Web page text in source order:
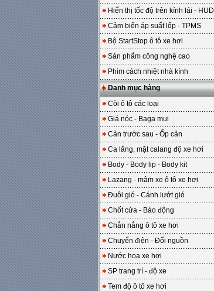
Hiển thị tốc độ trên kính lái - HUD
Cảm biến áp suất lốp - TPMS
Bộ StartStop ô tô xe hơi
Sản phẩm công nghệ cao
Phim cách nhiệt nhà kính
Danh mục hàng
Còi ô tô các loại
Giá nóc - Baga mui
Cản trước sau - Ốp cản
Ca lăng, mặt calang độ xe hơi
Body - Body lip - Body kit
Lazang - mâm xe ô tô xe hơi
Đuôi gió - Cánh lướt gió
Chốt cửa - Báo động
Chắn nắng ô tô xe hơi
Chuyển điện - Đổi nguồn
Nước hoa xe hơi
SP trang trí - độ xe
Tem độ ô tô xe hơi